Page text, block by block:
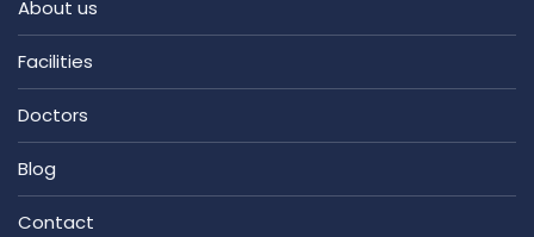
About us
Facilities
Doctors
Blog
Contact